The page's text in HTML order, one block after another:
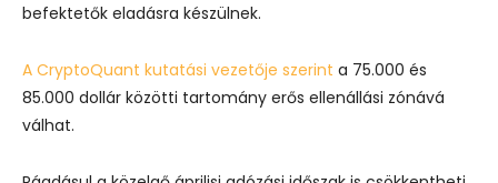
befektetők eladásra készülnek.
A CryptoQuant kutatási vezetője szerint a 75.000 és
85.000 dollár közötti tartomány erős ellenállási zónává
válhat.